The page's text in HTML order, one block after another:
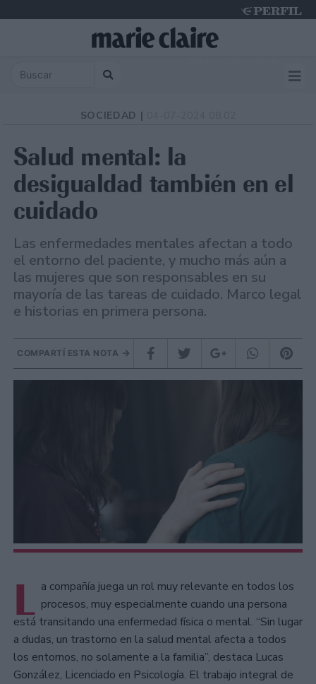
SOCIEDAD |
Salud mental: la
desigualdad también en el
cuidado
Las enfermedades mentales afectan a todo
el entorno del paciente, y mucho más aún a
las mujeres que son responsables en su
mayoría de las tareas de cuidado. Marco legal
e historias en primera persona.
COMPARTÍ ESTA NOTA
L a compañía juega un rol muy relevante en todos los
procesos, muy especialmente cuando una persona
está transitando una enfermedad física o mental. “Sin lugar
a dudas, un trastorno en la salud mental afecta a todos
los entornos, no solamente a la familia”, destaca Lucas
González, Licenciado en Psicología. El trabajo integral de